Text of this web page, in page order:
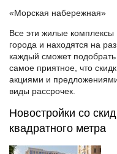
«Морская набережная»
Все эти жилые
города и находятся на
каждый сможет
самое приятное, что
акциями и
виды рассрочек.
Новостройки со
квадратного метра